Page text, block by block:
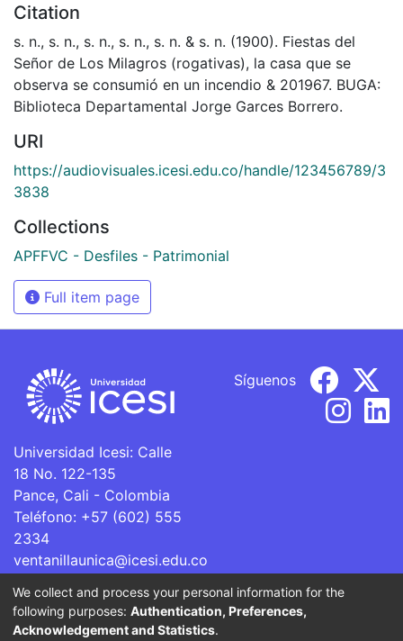
Citation
s. n., s. n., s. n., s. n., s. n. & s. n. (1900). Fiestas del
Señor de Los Milagros (rogativas), la casa que se
observa se consumió en un incendio & 201967. BUGA:
Biblioteca Departamental Jorge Garces Borrero.
URI
https://audiovisuales.icesi.edu.co/handle/123456789/3
3838
Collections
APFFVC - Desfiles - Patrimonial
Full item page
Universidad Icesi: Calle
18 No. 122-135
Pance, Cali - Colombia
Teléfono: +57 (602) 555
2334
ventanillaunica@icesi.edu.co
Síguenos
La Universidad Icesi es una Institución de Educación
Superior que se encuentra sujeta a inspección y vigilancia
We collect and process your personal information for the
following purposes: Authentication, Preferences,
Acknowledgement and Statistics.